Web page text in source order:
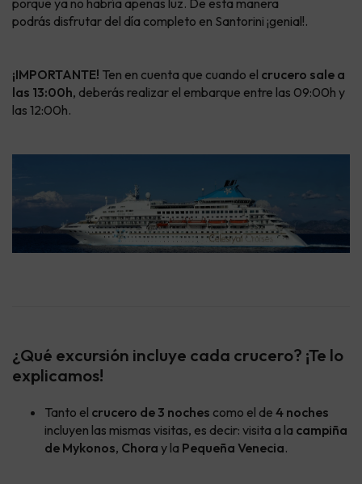
porque ya no habría apenas luz. De esta manera
podrás disfrutar del día completo en Santorini ¡genial!.
¡IMPORTANTE! Ten en cuenta que cuando el crucero sale a
las 13:00h, deberás realizar el embarque entre las 09:00h y
las 12:00h.
¿Qué excursión incluye cada crucero? ¡Te lo
explicamos!
Tanto el crucero de 3 noches como el de 4 noches
incluyen las mismas visitas, es decir: visita a la campiña
de Mykonos, Chora y la Pequeña Venecia.